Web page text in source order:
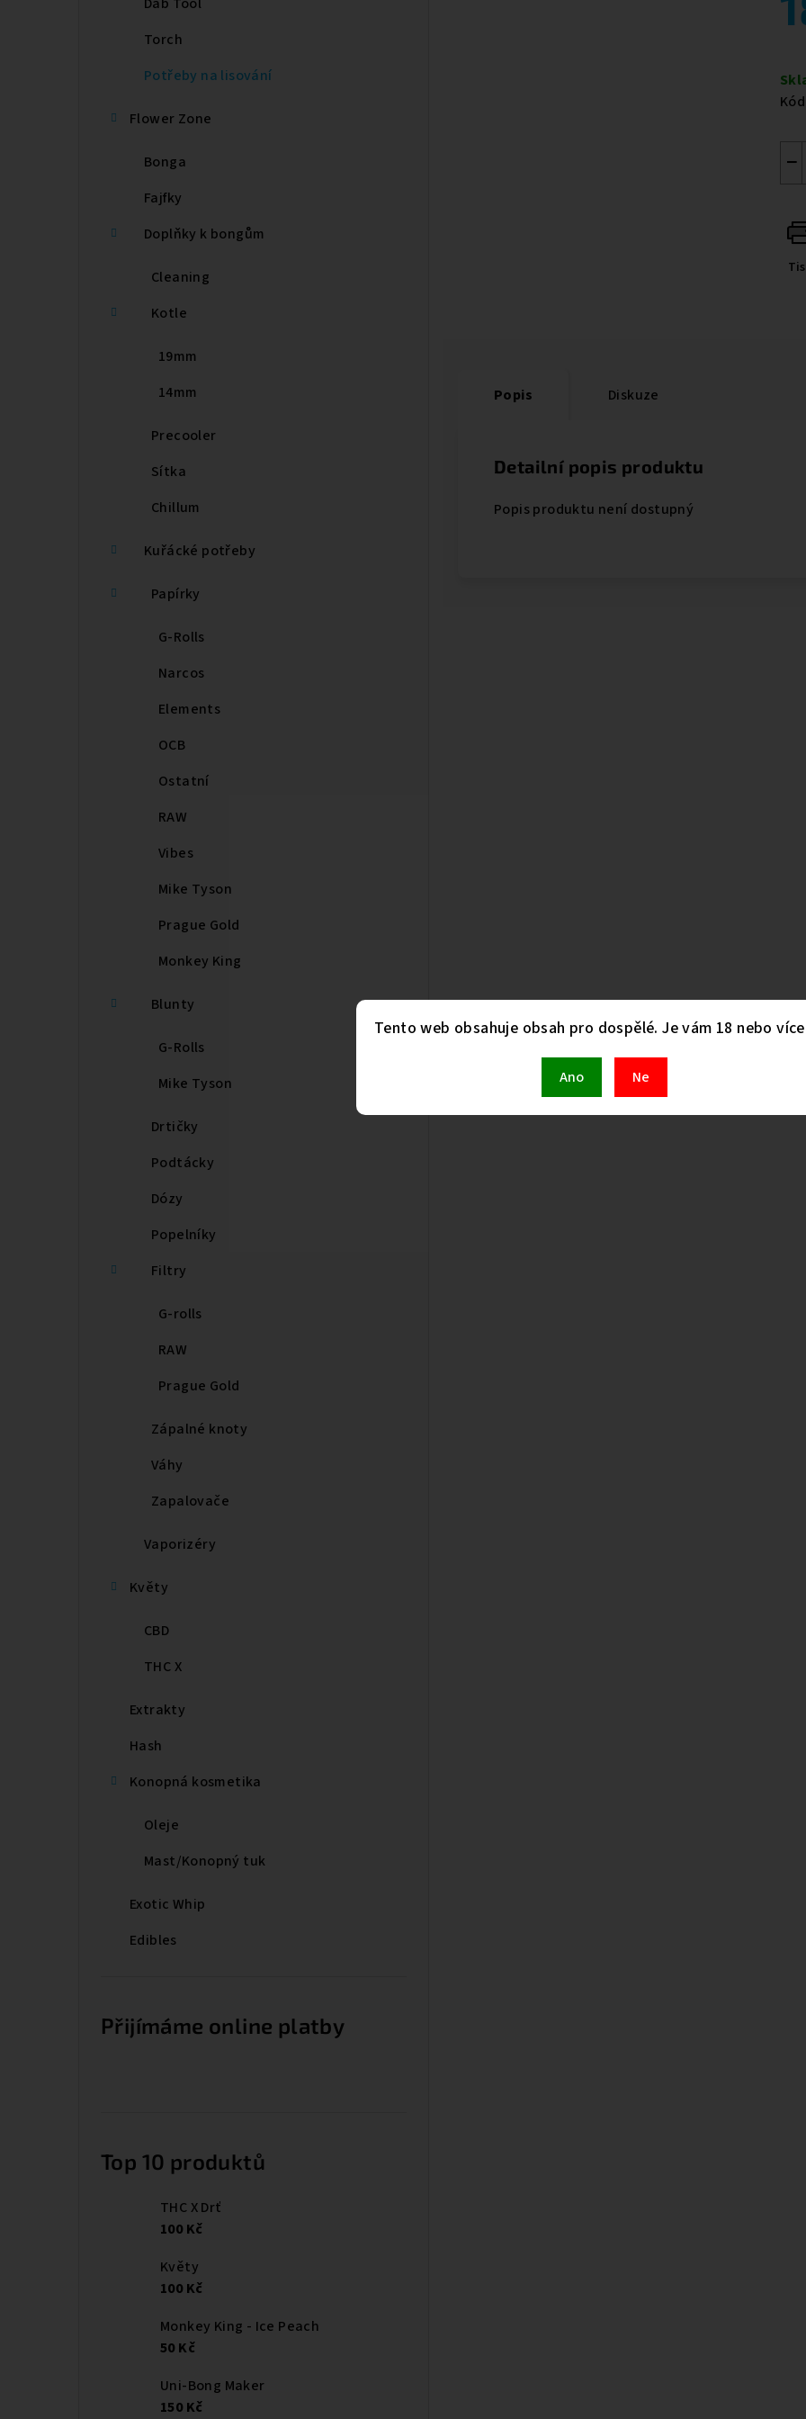
Torch
Potřeby na lisování
Flower Zone
Bonga
Fajfky
Doplňky k bongům
Cleaning
Kotle
19mm
14mm
Precooler
Sítka
Chillum
Kuřácké potřeby
Papírky
G-Rolls
Narcos
Elements
OCB
Ostatní
RAW
Vibes
Mike Tyson
Prague Gold
Monkey King
Blunty
G-Rolls
Mike Tyson
Drtičky
Podtácky
Dózy
Popelníky
Filtry
G-rolls
RAW
Prague Gold
Zápalné knoty
Váhy
Zapalovače
Vaporizéry
Květy
CBD
THC X
Extrakty
Hash
Konopná kosmetika
Oleje
Mast/Konopný tuk
Exotic Whip
Edibles
Přijímáme online platby
Top 10 produktů
THC X Drť
100 Kč
Květy
100 Kč
Monkey King - Ice Peach
50 Kč
Uni-Bong Maker
150 Kč
−
Popis Diskuze
Detailní popis produktu
Popis produktu není dostupný
Tento web obsahuje obsah pro dospělé. Je vám 18 nebo
Ano Ne